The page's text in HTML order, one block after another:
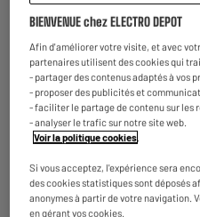
3.8/5(23)
Comparer
★★★★★
★★★★★
Support de
de téléphone
Taille support :
29
BIENVENUE chez ELECTRO DEPOT
Afin d'améliorer votre visite, et avec
partenaires utilisent des cookies qui
- partager des contenus adaptés à vos
- proposer des publicités et
- faciliter le partage de contenu sur les
- analyser le trafic sur notre site web.
Voir la politique cookies.
Si vous acceptez, l'expérience sera
des cookies statistiques sont déposés
anonymes à partir de votre navigation.
en gérant vos cookies.